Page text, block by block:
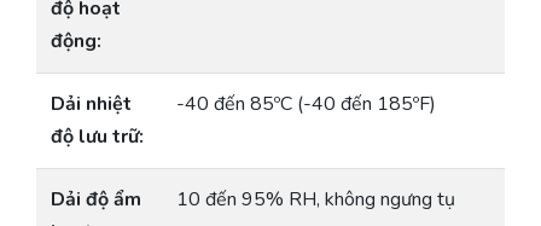
độ hoạt
động:
Dải nhiệt
độ lưu trữ:
-40 đến 85ºC (-40 đến 185ºF)
Dải độ ẩm
10 đến 95% RH, không ngưng tụ